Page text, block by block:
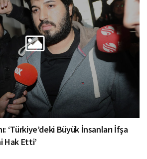
‘Türkiye’deki Büyük İnsanları İfşa
Hak Etti’